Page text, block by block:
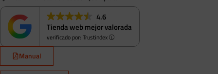
4.6
Tienda web mejor valorada
verificado por: Trustindex
Manual